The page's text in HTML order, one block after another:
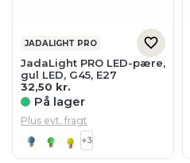
JADALIGHT PRO
JadaLight PRO LED-pære,
gul LED, G45, E27
32,50 kr.
På lager
Plus evt. fragt
+3